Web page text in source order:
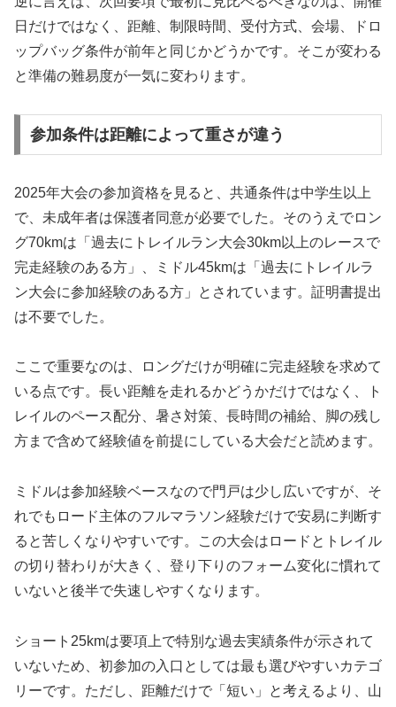
日だけではなく、距離、制限時間、受付方式、会場、ドロ
ップバッグ条件が前年と同じかどうかです。そこが変わる
と準備の難易度が一気に変わります。
参加条件は距離によって重さが違う
2025年大会の参加資格を見ると、共通条件は中学生以上
で、未成年者は保護者同意が必要でした。そのうえでロン
グ70kmは「過去にトレイルラン大会30km以上のレースで
完走経験のある方」、ミドル45kmは「過去にトレイルラ
ン大会に参加経験のある方」とされています。証明書提出
は不要でした。
ここで重要なのは、ロングだけが明確に完走経験を求めて
いる点です。長い距離を走れるかどうかだけではなく、ト
レイルのペース配分、暑さ対策、長時間の補給、脚の残し
方まで含めて経験値を前提にしている大会だと読めます。
ミドルは参加経験ベースなので門戸は少し広いですが、そ
れでもロード主体のフルマラソン経験だけで安易に判断す
ると苦しくなりやすいです。この大会はロードとトレイル
の切り替わりが大きく、登り下りのフォーム変化に慣れて
いないと後半で失速しやすくなります。
ショート25kmは要項上で特別な過去実績条件が示されて
いないため、初参加の入口としては最も選びやすいカテゴ
リーです。ただし、距離だけで「短い」と考えるより、山